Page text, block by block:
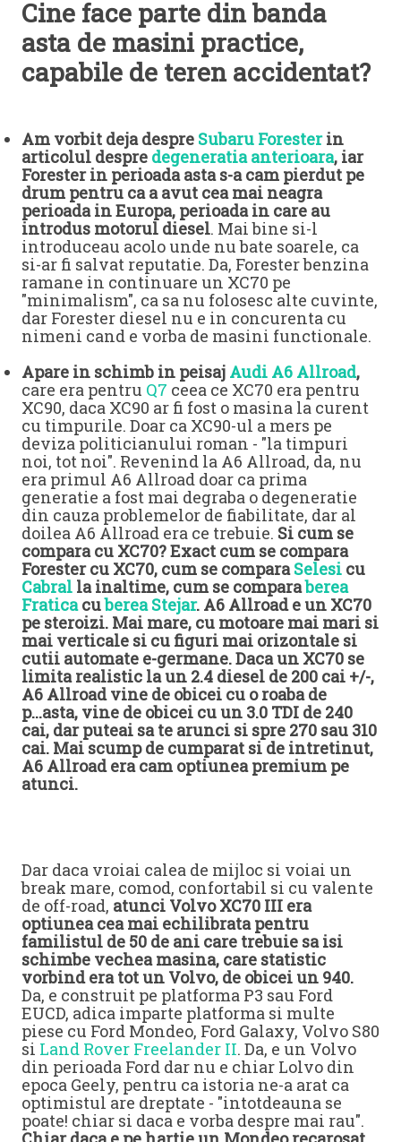
Cine face parte din banda
asta de masini practice,
capabile de teren accidentat?
Am vorbit deja despre Subaru Foresterin
articolul despre degeneratia anterioara, iar
Forester in perioada asta s-a cam pierdut pe
drum pentru ca a avut cea mai neagra
perioada in Europa, perioada in care au
introdus motorul diesel. Mai bine si-l
introduceau acolo unde nu bate soarele, ca
si-ar fi salvat reputatie. Da, Forester benzina
ramane in continuare un XC70 pe
"minimalism", ca sa nu folosesc alte cuvinte,
dar Forester diesel nu e in concurenta cu
nimeni cand e vorba de masini functionale.
Apare in schimb in peisaj Audi A6 Allroad,
care era pentru Q7 ceea ce XC70 era pentru
XC90, daca XC90 ar fi fost o masina la curent
cu timpurile. Doar ca XC90-ul a mers pe
deviza politicianului roman - "la timpuri
noi, tot noi". Revenind la A6 Allroad, da, nu
era primul A6 Allroad doar ca prima
generatie a fost mai degraba o degeneratie
din cauza problemelor de fiabilitate, dar al
doilea A6 Allroad era ce trebuie. Si cum se
compara cu XC70? Exact cum se compara
Forester cu XC70, cum se comparaSelesi cu
Cabral la inaltime, cum se comparaberea
Fraticacuberea Stejar. A6 Allroad e un XC70
pe steroizi. Mai mare, cu motoare mai mari si
mai verticale si cu figuri mai orizontale si
cutii automate e-germane. Daca un XC70 se
limita realistic la un 2.4 diesel de 200 cai +/-,
A6 Allroad vine de obicei cu o roaba de
p...asta, vine de obicei cu un 3.0 TDI de 240
cai, dar puteai sa te arunci si spre 270 sau 310
cai. Mai scump de cumparat si de intretinut,
A6 Allroad era cam optiunea premium pe
atunci.
Dar daca vroiai calea de mijloc si voiai un
break mare, comod, confortabil si cu valente
de off-road, atunci Volvo XC70 III era
optiunea cea mai echilibrata pentru
familistul de 50 de ani care trebuie sa isi
schimbe vechea masina, care statistic
vorbind era tot un Volvo, de obicei un 940.
Da, e construit pe platforma P3 sau Ford
EUCD, adica imparte platforma si multe
piese cu Ford Mondeo, Ford Galaxy, Volvo S80
si Land Rover Freelander II. Da, e un Volvo
din perioada Ford dar nu e chiar Lolvo din
epoca Geely, pentru ca istoria ne-a arat ca
optimistul are dreptate - "intotdeauna se
poate! chiar si daca e vorba despre mai rau".